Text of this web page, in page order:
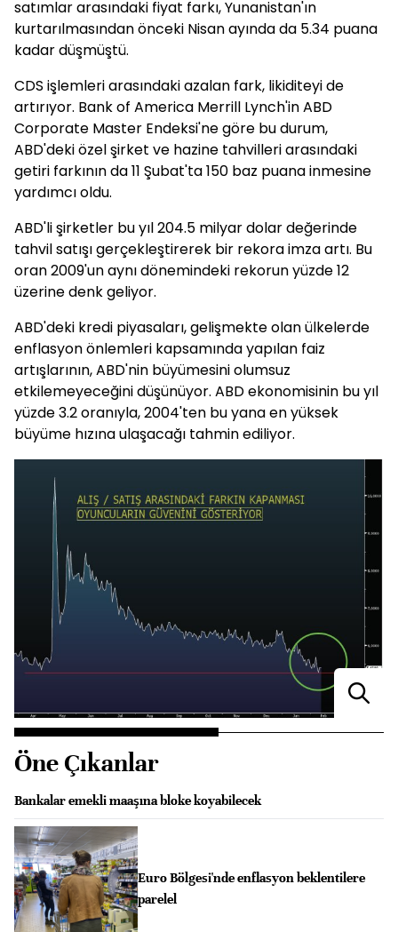
satımlar arasındaki fiyat farkı, Yunanistan'ın
kurtarılmasından önceki Nisan ayında da 5.34 puana
kadar düşmüştü.
CDS işlemleri arasındaki azalan fark, likiditeyi de
artırıyor. Bank of America Merrill Lynch'in ABD
Corporate Master Endeksi'ne göre bu durum,
ABD'deki özel şirket ve hazine tahvilleri arasındaki
getiri farkının da 11 Şubat'ta 150 baz puana inmesine
yardımcı oldu.
ABD'li şirketler bu yıl 204.5 milyar dolar değerinde
tahvil satışı gerçekleştirerek bir rekora imza artı. Bu
oran 2009'un aynı dönemindeki rekorun yüzde 12
üzerine denk geliyor.
ABD'deki kredi piyasaları, gelişmekte olan ülkelerde
enflasyon önlemleri kapsamında yapılan faiz
artışlarının, ABD'nin büyümesini olumsuz
etkilemeyeceğini düşünüyor. ABD ekonomisinin bu yıl
yüzde 3.2 oranıyla, 2004'ten bu yana en yüksek
büyüme hızına ulaşacağı tahmin ediliyor.
Öne Çıkanlar
Bankalar emekli maaşına bloke koyabilecek
Euro Bölgesi'nde enflasyon beklentilere
parelel